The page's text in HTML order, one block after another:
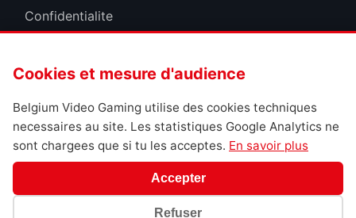
Confidentialite
Cookies et mesure d'audience
Belgium Video Gaming utilise des cookies techniques
necessaires au site. Les statistiques Google Analytics ne
sont chargees que si tu les acceptes. En savoir plus
Accepter
Refuser